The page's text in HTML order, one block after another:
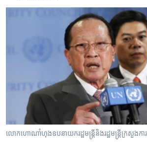
ព័ត៌មាន​​
រំលង​
និង​
កម្មវិធីទាំងអស់
Khmer English
លោក​ហោ​ណាំ​ហុង​ឧបនាយក​រដ្ឋ​មន្ដ្រី​និង​រដ្ឋមន្ដ្រី​​ក្រសួង​ក